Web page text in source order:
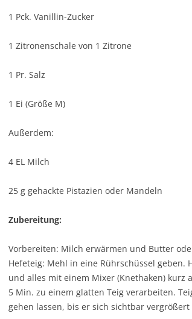
1 Pck. Vanillin-Zucker
1 Zitronenschale von 1 Zitrone
1 Pr. Salz
1 Ei (Größe M)
Außerdem:
4 EL Milch
25 g gehackte Pistazien oder Mandeln
Zubereitung:
Vorbereiten: Milch erwärmen und Butter
Hefeteig: Mehl in eine Rührschüssel
und alles mit einem Mixer (Knethaken)
5 Min. zu einem glatten Teig verarbeiten.
gehen lassen, bis er sich sichtbar